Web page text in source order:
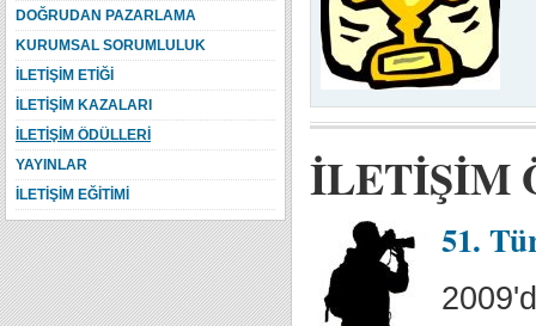
İLETİŞİM
51.
DOĞRUDAN PAZARLAMA
KURUMSAL SORUMLULUK
İLETİŞİM ETİĞİ
İLETİŞİM KAZALARI
İLETİŞİM ÖDÜLLERİ
YAYINLAR
İLETİŞİM EĞİTİMİ